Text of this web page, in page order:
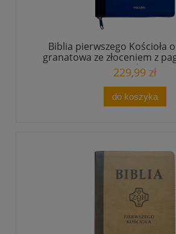
Biblia pierwszego Kościoła
granatowa ze złoceniem z
suwakiem
229,99 zł
do koszyka